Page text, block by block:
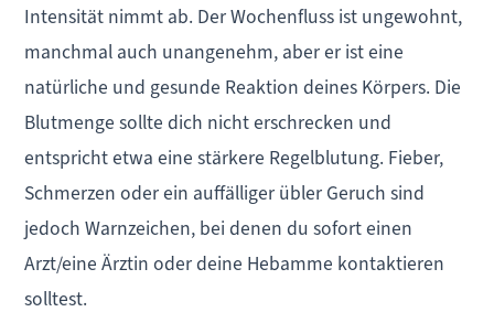
Intensität nimmt ab. Der Wochenfluss ist ungewohnt,
manchmal auch unangenehm, aber er ist eine
natürliche und gesunde Reaktion deines Körpers. Die
Blutmenge sollte dich nicht erschrecken und
entspricht etwa eine stärkere Regelblutung. Fieber,
Schmerzen oder ein auffälliger übler Geruch sind
jedoch Warnzeichen, bei denen du sofort einen
Arzt/eine Ärztin oder deine Hebamme kontaktieren
solltest.